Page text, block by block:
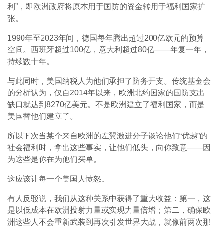
利”，即欧洲政府将原本用于国防的资金转用于福利国家扩
张。
1990年至2023年间，德国每年腾出超过200亿欧元的预算
空间。西班牙超过100亿，意大利超过80亿——年复一年，
持续数十年。
与此同时，美国纳税人为他们承担了防务开支。传统基金会
的分析认为，仅自2014年以来，欧洲北约国家的国防支出
缺口就达到8270亿美元。不是欧洲建立了福利国家，而是
美国替他们建立了。
所以下次当某个来自欧洲的左翼激进分子谈论他们“优越”的
社会福利时，拿出这些事实，让他们低头，向你致意——因
为这些是你在为他们买单。
这应该让每一个美国人愤怒。
有人反驳说，我们从这种关系中获得了重大收益：第一，这
是以低成本在欧洲投射力量或实现力量倍增；第二，确保欧
洲这些人不会重新武装到再次引发世界大战，就像前两次那